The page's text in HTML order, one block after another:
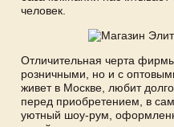
человек.
Отличительная черта
розничными, но и с
живет в Москве, любит
перед приобретением, в
уютный шоу-рум,